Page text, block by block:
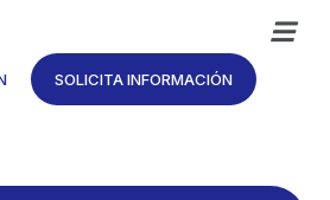
SOLICITA INFORMACIÓN